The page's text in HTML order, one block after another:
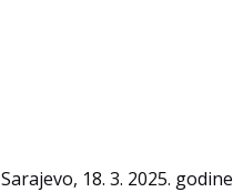
Sarajevo, 18. 3. 2025. godine